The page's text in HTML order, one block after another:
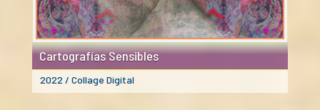
Cartografías Sensibles
2022 / Collage Digital